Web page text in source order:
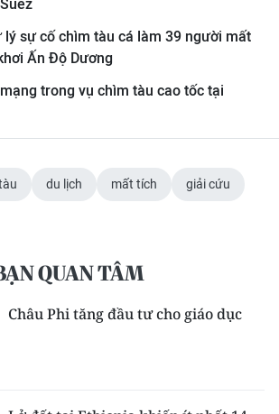
lý sự cố chìm tàu cá làm 39 người mất
Ấn Độ Dương
trong vụ chìm tàu cao tốc tại
du lịch mất tích giải cứu
QUAN TÂM
Châu Phi tăng đầu tư cho giáo dục